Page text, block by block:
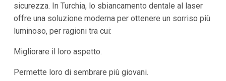
sicurezza. In Turchia, lo sbiancamento dentale al laser
offre una soluzione moderna per ottenere un sorriso più
luminoso, per ragioni tra cui:
Migliorare il loro aspetto.
Permette loro di sembrare più giovani.